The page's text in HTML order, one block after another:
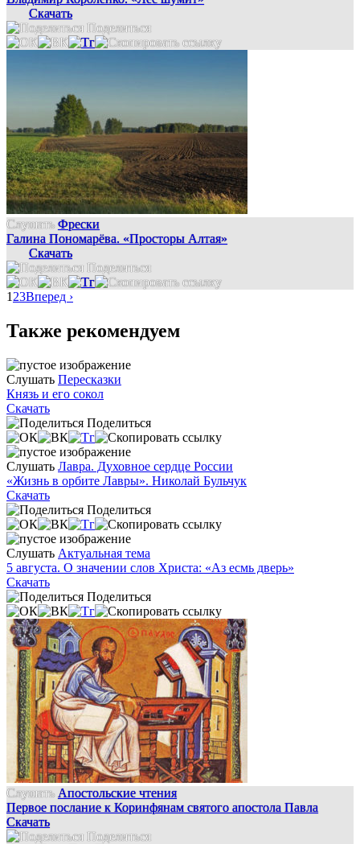
Скачать
Поделиться
Слушать Фрески
Галина Пономарёва. «Просторы Алтая»
Скачать
Поделиться
1 23Вперед ›
Также рекомендуем
Слушать Пересказки
Князь и его сокол
Скачать
Поделиться
Слушать Лавра. Духовное сердце России
«Жизнь в орбите Лавры». Николай Бульчук
Скачать
Поделиться
Слушать Актуальная тема
5 августа. О значении слов Христа: «Аз есмь дверь»
Скачать
Поделиться
Слушать Апостольские чтения
Первое послание к Коринфянам святого апостола Павла
Скачать
Поделиться